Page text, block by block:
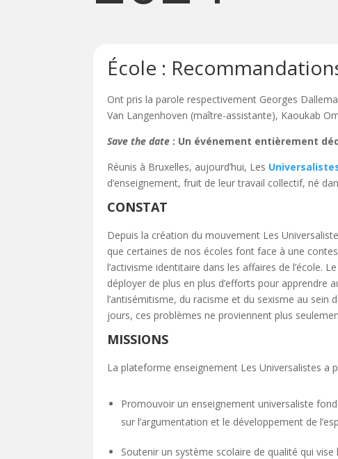
École :
Ont pris la parole respectivement Georges
Van Langenhoven (maître-assistante), Kaoukab
Save the date : Un événement entièrement
Réunis à Bruxelles, aujourd’hui, Les
d’enseignement, fruit de leur travail collectif, né
CONSTAT
Depuis la création du mouvement Les
que certaines de nos écoles font face à une
l’activisme identitaire dans les affaires de l’école.
déployer de plus en plus d’efforts pour apprendre
l’antisémitisme, du racisme et du sexisme au sein
jours, ces problèmes ne proviennent plus
MISSIONS
La plateforme enseignement Les Universalistes a
Promouvoir un enseignement universaliste
sur l’argumentation et le développement de
Soutenir un système scolaire de qualité qui